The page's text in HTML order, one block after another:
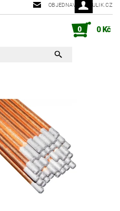
OBJEDNAVKY@RULIK.CZ
0 0 Kč